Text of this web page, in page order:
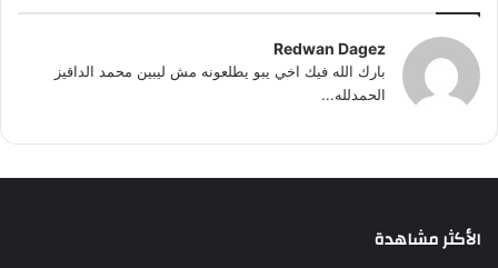
Redwan Dagez
بارك الله فيك اخي يبو يطلعونه مش ليبين محمد الداقيز
الحمدلله...
الأكثر مشاهدة